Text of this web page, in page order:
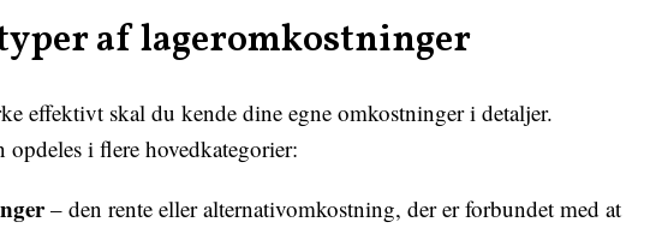
af lageromkostninger
effektivt skal du kende dine egne omkostninger i detaljer.
i flere hovedkategorier:
– den rente eller alternativomkostning, der er forbundet med at